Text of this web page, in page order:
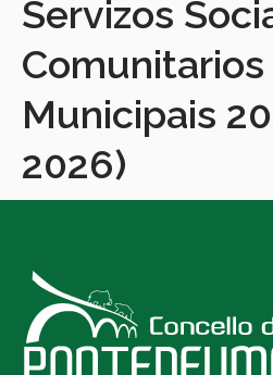
Servizos
Comunitarios
Municipais
2026)